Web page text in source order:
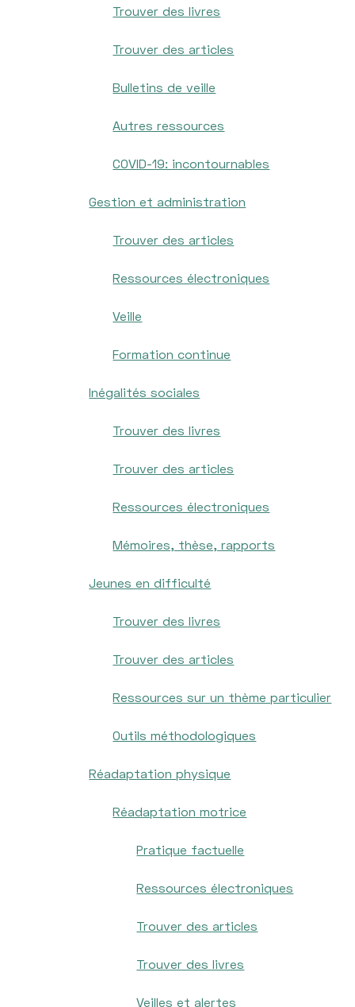
Trouver des livres
Trouver des articles
Bulletins de veille
Autres ressources
COVID-19: incontournables
Gestion et administration
Trouver des articles
Ressources électroniques
Veille
Formation continue
Inégalités sociales
Trouver des livres
Trouver des articles
Ressources électroniques
Mémoires, thèse, rapports
Jeunes en difficulté
Trouver des livres
Trouver des articles
Ressources sur un thème particulier
Outils méthodologiques
Réadaptation physique
Réadaptation motrice
Pratique factuelle
Ressources électroniques
Trouver des articles
Trouver des livres
Veilles et alertes